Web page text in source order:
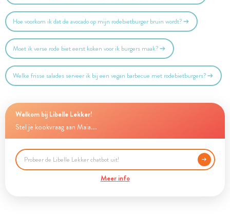
Hoe voorkom ik dat de avocado op mijn rodebietburger bruin wordt?
Moet ik verse rode biet eerst koken voor ik burgers maak?
Welke frisse salades serveer ik bij een vegan barbecue met rodebietburgers?
Welkom bij Libelle Lekker!
Stel je kookvraag aan Maia...
Meer info